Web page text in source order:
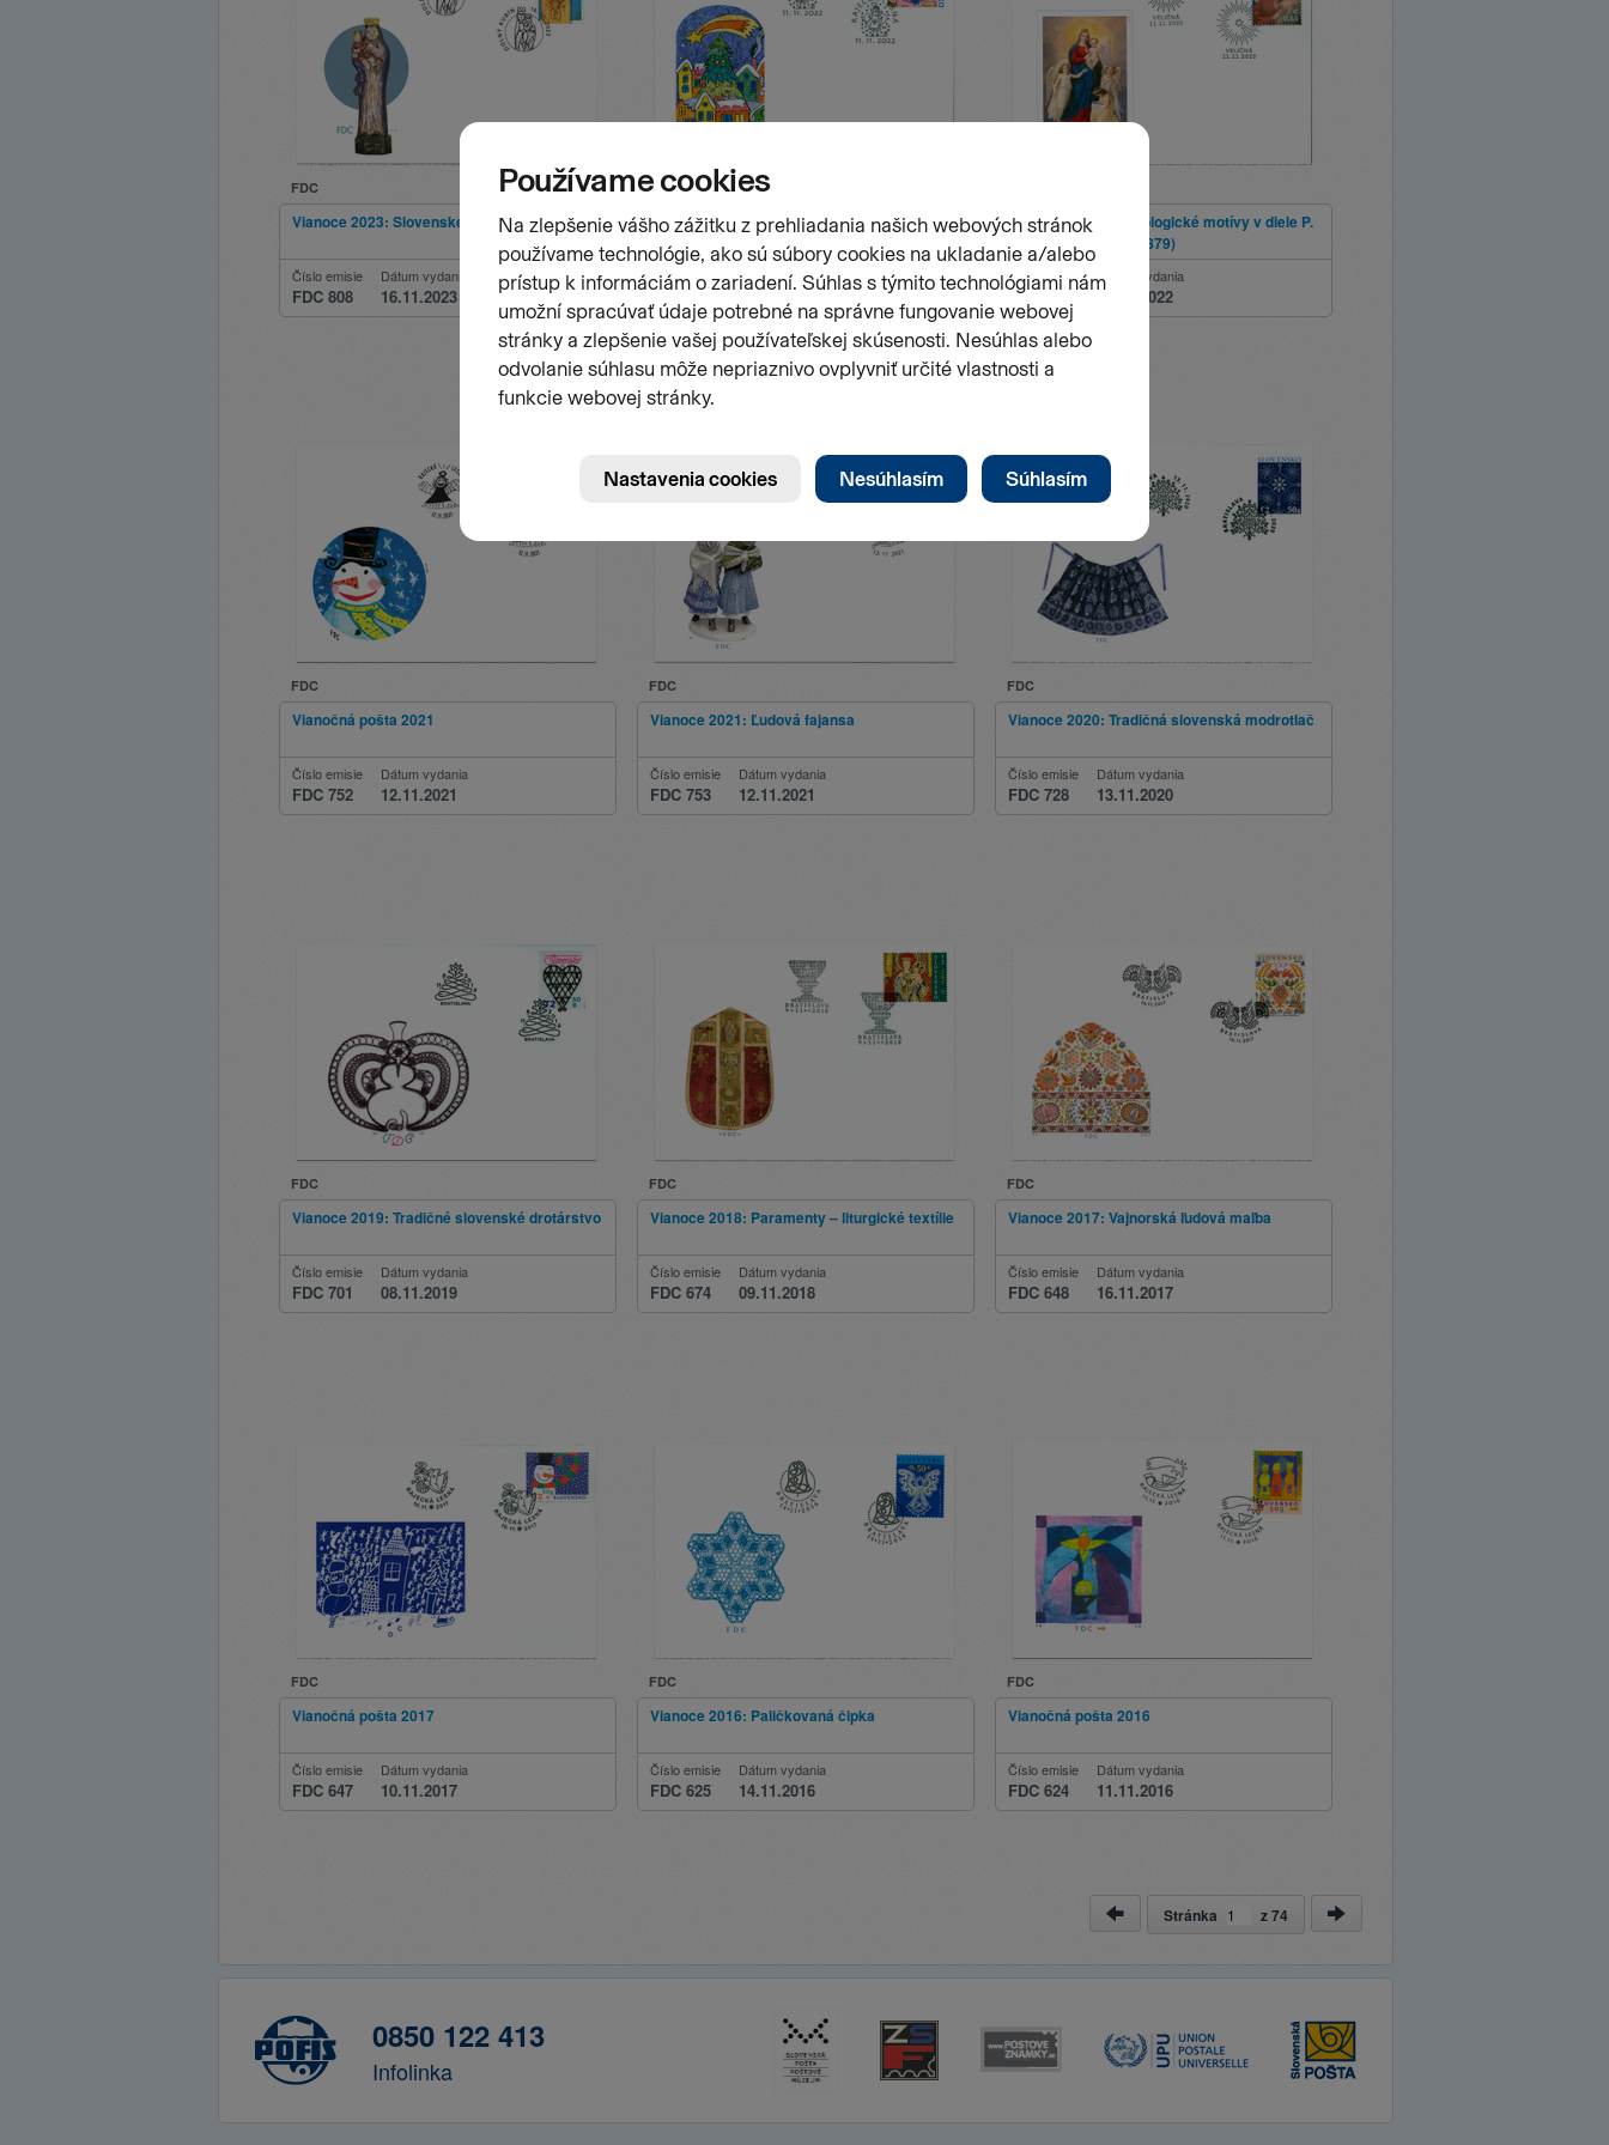
FDC
Vianoce 2023: Slovenské ľudové rezbárstvo
Číslo emisie
FDC 808
Dátum vydania
16.11.2023
FDC
Vianočná pošta 2022
Číslo emisie
FDC 780
Dátum vydania
11.11.2022
Vianoce 2022: Kristologické motívy v diele P.
M. Bohúňa (1822 – 1879)
Číslo emisie
FDC 781
Dátum vydania
11.11.2022
FDC
Vianočná pošta 2021
Číslo emisie
FDC 752
Dátum vydania
12.11.2021
FDC
Vianoce 2021: Ľudová fajansa
Číslo emisie
FDC 753
Dátum vydania
12.11.2021
FDC
Vianoce 2020: Tradičná slovenská modrotlač
Číslo emisie
FDC 728
Dátum vydania
13.11.2020
FDC
Vianoce 2019: Tradičné slovenské drotárstvo
Číslo emisie
FDC 701
Dátum vydania
08.11.2019
FDC
Vianoce 2018: Paramenty – liturgické textílie
Číslo emisie
FDC 674
Dátum vydania
09.11.2018
FDC
Vianoce 2017: Vajnorská ľudová maľba
Číslo emisie
FDC 648
Dátum vydania
16.11.2017
FDC
Vianočná pošta 2017
Číslo emisie
FDC 647
Dátum vydania
10.11.2017
FDC
Vianoce 2016: Paličkovaná čipka
Číslo emisie
FDC 625
Dátum vydania
14.11.2016
FDC
Vianočná pošta 2016
Číslo emisie
FDC 624
Dátum vydania
11.11.2016
Stránka z74
0850 122 413
Infolinka